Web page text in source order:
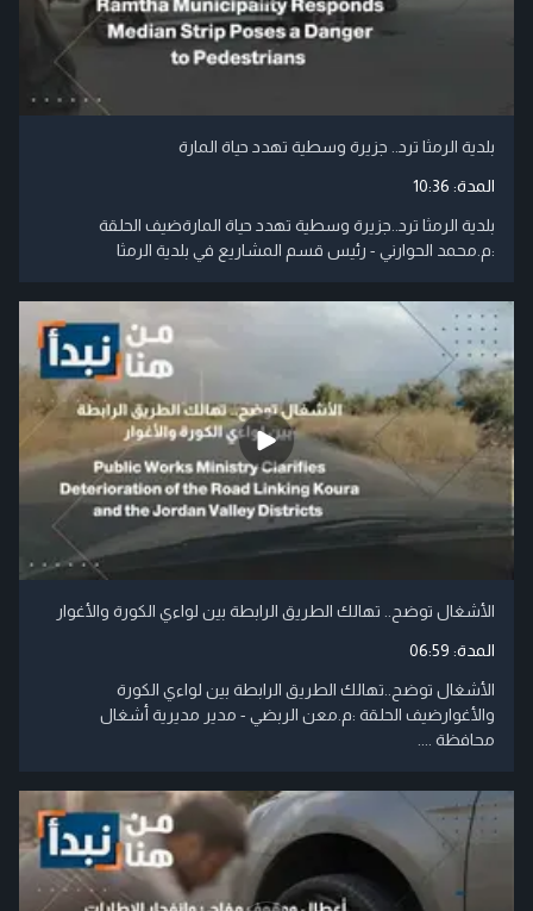
بلدية الرمثا ترد.. جزيرة وسطية تهدد حياة المارة
المدة: 10:36
بلدية الرمثا ترد..جزيرة وسطية تهدد حياة المارةضيف الحلقة
:م.محمد الحوارني - رئيس قسم المشاريع في بلدية الرمثا
الأشغال توضح.. تهالك الطريق الرابطة بين لواءي الكورة والأغوار
المدة: 06:59
الأشغال توضح..تهالك الطريق الرابطة بين لواءي الكورة
والأغوارضيف الحلقة :م.معن الربضي - مدير مديرية أشغال
محافظة ....